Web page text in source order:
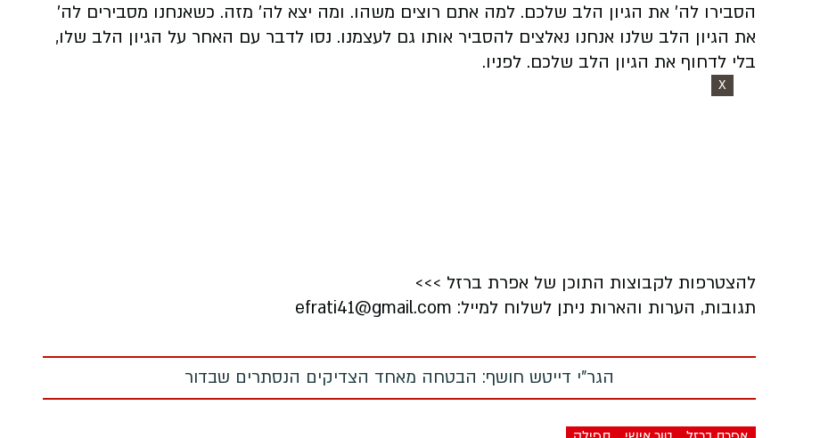
הסבירו לה' את הגיון הלב שלכם. למה אתם רוצים משהו. ומה יצא לה' מזה. כשאנחנו מסבירים לה'
את הגיון הלב שלנו אנחנו נאלצים להסביר אותו גם לעצמנו. נסו לדבר עם האחר על הגיון הלב שלו,
בלי לדחוף את הגיון הלב שלכם. לפניו.
X
להצטרפות לקבוצות התוכן של אפרת ברזל >>>​​​​​​​
תגובות, הערות והארות ניתן לשלוח למייל: efrati41@gmail.com
הגר"י דייטש חושף: הבטחה מאחד הצדיקים הנסתרים שבדור